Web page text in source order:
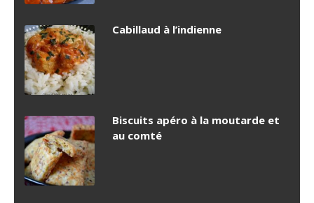
Cabillaud à l’indienne
Biscuits apéro à la moutarde et
au comté